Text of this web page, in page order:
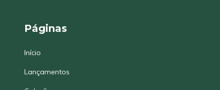
Páginas
Início
Lançamentos